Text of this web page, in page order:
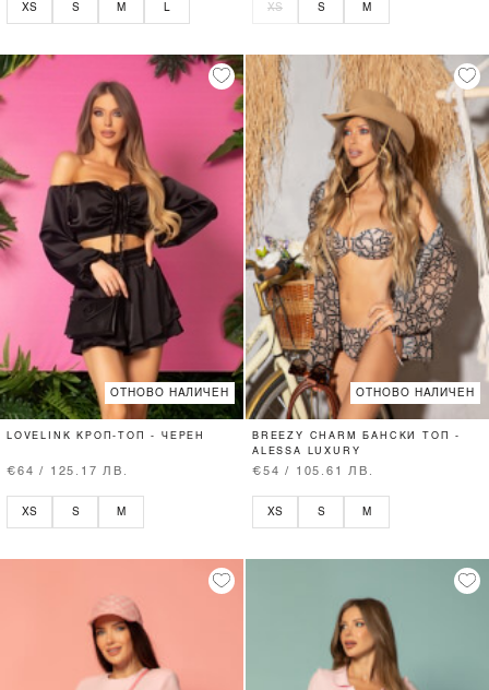
XS S M XS S M
ОТНОВО НАЛИЧЕН
LOVELINK КРОП-ТОП - ЧЕРЕН
€64 / 125.17 ЛВ.
XS S M
ОТНОВО НАЛИЧЕН
BREEZY CHARM БАНСКИ ТОП -
ALESSA LUXURY
€54 / 105.61 ЛВ.
XS S M